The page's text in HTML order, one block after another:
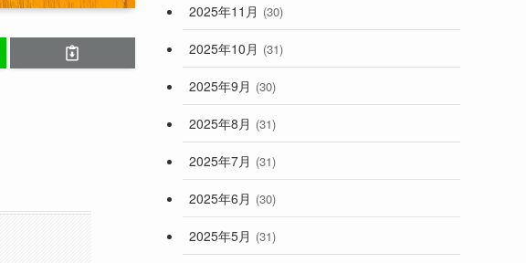
2025年11月 (30)
2025年10月 (31)
2025年9月 (30)
2025年8月 (31)
2025年7月 (31)
2025年6月 (30)
2025年5月 (31)